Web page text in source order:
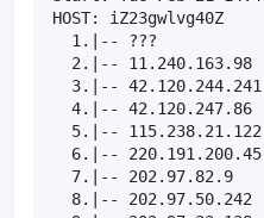
HOST:
1.|-- ???
2.|-- 11.240.163.98
3.|--
4.|-- 42.120.247.86
5.|--
6.|--
7.|-- 202.97.82.9
8.|-- 202.97.50.242